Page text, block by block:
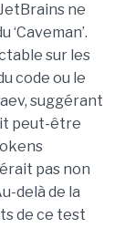
ne
sur les
code ou le
suggérant
peut-être
pas non
delà de la
de ce test